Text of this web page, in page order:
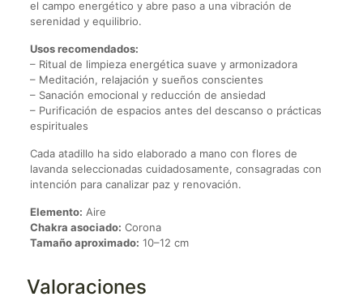
el campo energético y abre paso a una vibración de
serenidad y equilibrio.
Usos recomendados:
– Ritual de limpieza energética suave y armonizadora
– Meditación, relajación y sueños conscientes
– Sanación emocional y reducción de ansiedad
– Purificación de espacios antes del descanso o prácticas
espirituales
Cada atadillo ha sido elaborado a mano con flores de
lavanda seleccionadas cuidadosamente, consagradas con
intención para canalizar paz y renovación.
Elemento: Aire
Chakra asociado: Corona
Tamaño aproximado: 10–12 cm
Valoraciones